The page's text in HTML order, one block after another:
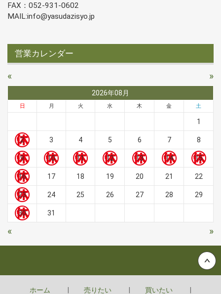
FAX：052-931-0602
MAIL:info@yasudazisyo.jp
営業カレンダー
« »
2026年08月
日 月 火 水 木 金 土
1
2 3 4 5 6 7 8
9 10 11 12 13 14 15
16 17 18 19 20 21 22
23 24 25 26 27 28 29
30 31
« »
ホーム 売りたい 買いたい